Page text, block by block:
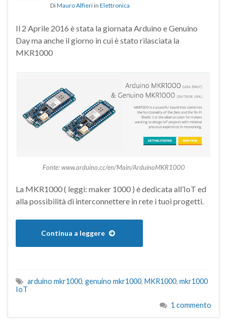
DiMauro Alfieri in Elettronica
Il 2 Aprile 2016 è stata la giornata Arduino e Genuino
Day ma anche il giorno in cui è stato rilasciata la
MKR1000
Fonte: www.arduino.cc/en/Main/ArduinoMKR1000
La MKR1000 ( leggi: maker 1000 ) è dedicata all’IoT ed
alla possibilità di interconnettere in rete i tuoi progetti.
Continua a leggere
arduino mkr1000, genuino mkr1000, MKR1000, mkr1000
IoT
1 commento